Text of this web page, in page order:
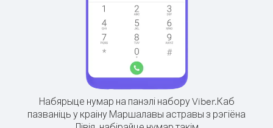
Набярыце нумар на панэлі набору Viber.Каб
пазваніць у краіну Маршалавы астравы з рэгіёна